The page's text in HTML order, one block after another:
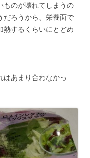
ものが壊れてしまうの
だろうから、栄養面で
熱するくらいにとどめ
はあまり合わなかっ